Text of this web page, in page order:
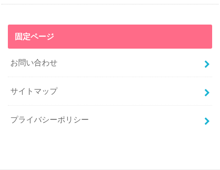
固定ページ
お問い合わせ
サイトマップ
プライバシーポリシー